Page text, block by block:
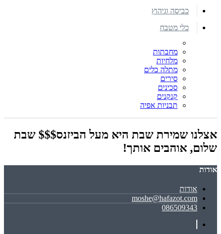
כביסה וגיהוץ
כלי מטבח
מחבתות
מלחיות
מתלה כלים
סירים
סכינים
קנקנים
תבניות אפיה
אצלנו שמירת שבת היא מעל הביזנס$$$ שבת
שלום, אוהבים אותך!
אודות
אודות
moshe@hafazot.com
086509343